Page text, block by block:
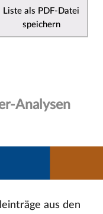
Liste als PDF-Datei
speichern
Analysen
aus den